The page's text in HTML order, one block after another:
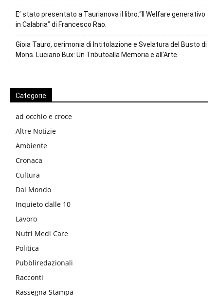
E’ stato presentato a Taurianova il libro:“Il Welfare generativo
in Calabria” di Francesco Rao.
Gioia Tauro, cerimonia di Intitolazione e Svelatura del Busto di
Mons. Luciano Bux: Un Tributoalla Memoria e all’Arte
Categorie
ad occhio e croce
Altre Notizie
Ambiente
Cronaca
Cultura
Dal Mondo
Inquieto dalle 10
Lavoro
Nutri Medi Care
Politica
Pubbliredazionali
Racconti
Rassegna Stampa